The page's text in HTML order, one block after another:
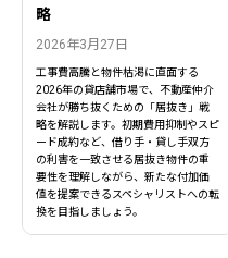
略
2026年3月27日
工事費高騰と物件枯渇に直面する
2026年の貸店舗市場で、不動産仲介
会社が勝ち抜くための「居抜き」戦
略を解説します。初期費用抑制やスピ
ード成約など、借り手・貸し手双方
の利害を一致させる居抜き物件の重
要性を理解しながら、新たな付加価
値を提案できるスペシャリストへの転
換を目指しましょう。